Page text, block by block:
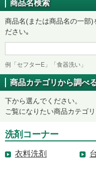
商品名検索
商品名(または商品名の一部)
ださい｡
例「セフターE」「食器洗い」
商品カテゴリから調べ
下から選んでください。
ご覧になりたい商品カテゴ
洗剤コーナー
衣料洗剤